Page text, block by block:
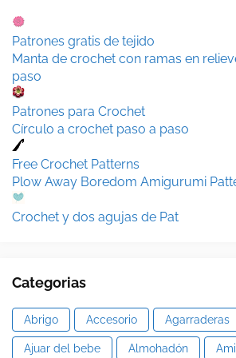
Patrones gratis de tejido
Manta de crochet con ramas en
paso
Patrones para Crochet
Círculo a crochet paso a paso
Free Crochet Patterns
Plow Away Boredom Amigurumi
Crochet y dos agujas de Pat
Categorias
Abrigo Accesorio Agarraderas
Ajuar del bebe Almohadón